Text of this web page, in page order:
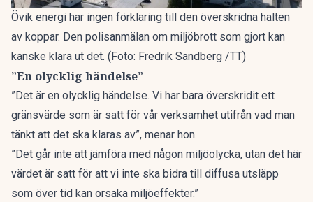
Övik energi har ingen förklaring till den överskridna halten
av koppar. Den polisanmälan om miljöbrott som gjort kan
kanske klara ut det. (Foto: Fredrik Sandberg /TT)
”En olycklig händelse”
”Det är en olycklig händelse. Vi har bara överskridit ett
gränsvärde som är satt för vår verksamhet utifrån vad man
tänkt att det ska klaras av”, menar hon.
”Det går inte att jämföra med någon miljöolycka, utan det här
värdet är satt för att vi inte ska bidra till diffusa utsläpp
som över tid kan orsaka miljöeffekter.”